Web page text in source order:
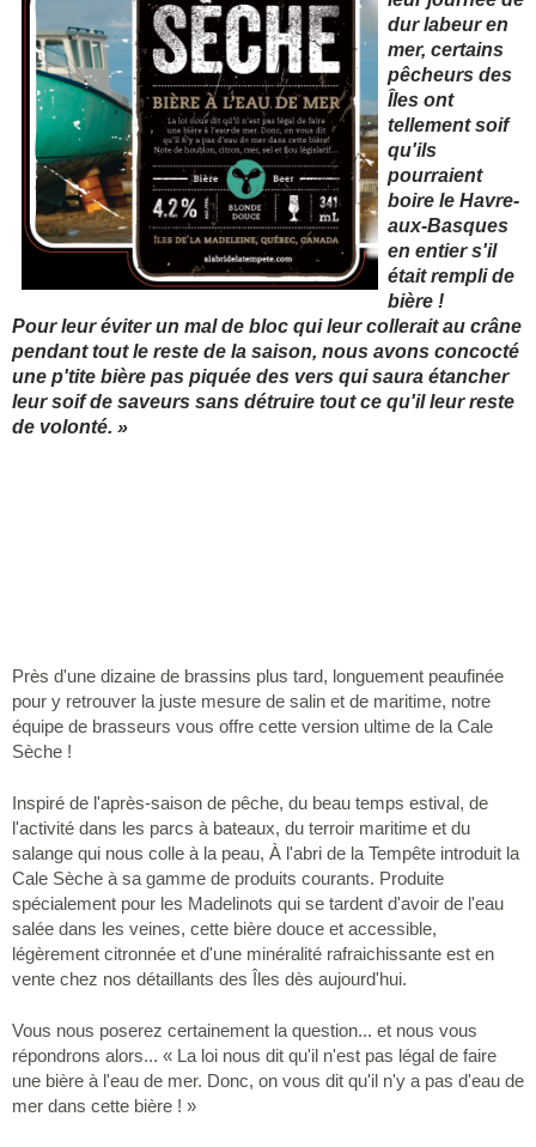
dur labeur en
mer, certains
pêcheurs des
Îles ont
tellement soif
qu'ils
pourraient
boire le Havre-
aux-Basques
en entier s'il
était rempli de
bière !
Pourleur éviter un mal de bloc qui leur collerait au crâne
pendant tout le reste de la saison, nous avons concocté
une p'tite bière pas piquée des vers qui saura étancher
leur soif de saveurs sans détruire tout ce qu'il leur reste
de volonté. »
Près d'une dizaine de brassins plus tard, longuement peaufinée
pour y retrouver la juste mesure de salin et de maritime, notre
équipe de brasseurs vous offre cette version ultime de la Cale
Sèche !
Inspiré de l'après-saison de pêche, du beau temps estival, de
l'activité dans les parcs à bateaux, du terroir maritime et du
salange qui nous colle à la peau, À l'abri de la Tempête introduit la
Cale Sèche à sa gamme de produits courants. Produite
spécialement pour les Madelinots qui se tardent d'avoir de l'eau
salée dans les veines, cette bière douce et accessible,
légèrement citronnée et d'une minéralité rafraichissante est en
vente chez nos détaillants des Îles dès aujourd'hui.
Vous nous poserez certainement la question... et nous vous
répondrons alors... « La loi nous dit qu'il n'est pas légal de faire
une bière à l'eau de mer. Donc, on vous dit qu'il n'y a pas d'eau de
mer dans cette bière ! »